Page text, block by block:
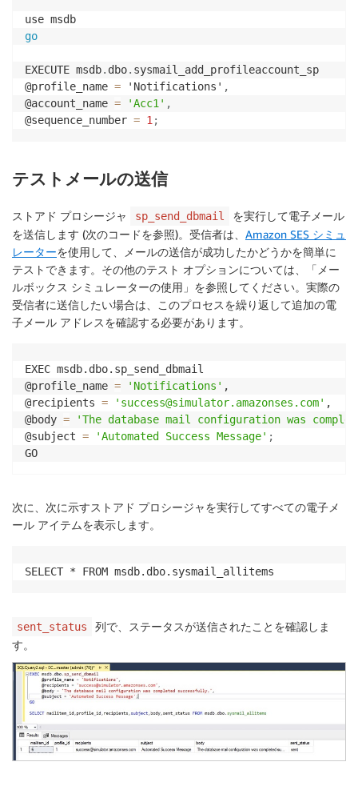
go
EXECUTE msdb. dbo. sysmail_add_profileaccount_sp
@profile_name = 'Notifications' ,
@account_name = 'Acc1' ,
@sequence_number = 1 ;
テストメールの送信
ストアド プロシージャ sp_send_dbmail
を実行して電子メール
を送信します (次のコードを参照)。受信者は、 Amazon SES シミュ
レーターを使用して、メールの送信が成功したかどうかを簡単に
テストできます。その他のテスト オプションについては、「メー
ルボックス シミュレーターの使用」を参照してください。実際の
受信者に送信したい場合は、このプロセスを繰り返して追加の電
子メール アドレスを確認する必要があります。
EXEC msdb.dbo.sp_send_dbmail
@profile_name = 'Notifications' ,
@recipients = 'success@simulator.amazonses.com' ,
@body =
'The database mail configuration was
@subject = 'Automated Success Message' ;
GO
次に、次に示すストアド プロシージャを実行してすべての電子メ
ール アイテムを表示します。
SELECT * FROM msdb.dbo.sysmail_allitems
sent_status
列で、ステータスが送信されたことを確認しま
す。